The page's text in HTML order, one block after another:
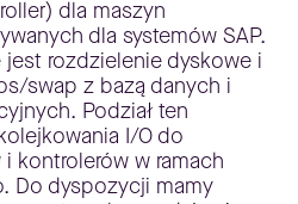
dla maszyn
dla systemów SAP.
rozdzielenie dyskowe i
swap z bazą danych i
Podział ten
I/O do
kontrolerów w ramach
Do dyspozycji mamy